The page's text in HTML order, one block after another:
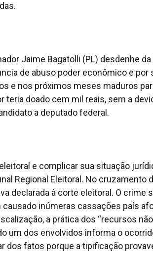
Jaime Bagatolli (PL) desdenhe
de abuso poder econômico e por
e nos próximos meses maduros
teria doado cem mil reais, sem a
a deputado federal.
e complicar sua situação
Regional Eleitoral. No cruzamento
declarada à corte eleitoral. O crime
causado inúmeras cassações país
a prática dos “recursos
um dos envolvidos informa o
dos fatos porque a tipificação